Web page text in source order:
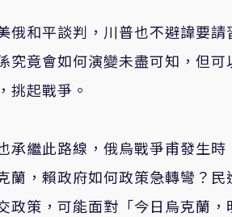
俄和平談判，川普也不避諱要請
究竟會如何演變未盡可知，但可
挑起戰爭。
承繼此路線，俄烏戰爭甫發生時
蘭，賴政府如何政策急轉彎？民
政策，可能面對「今日烏克蘭，